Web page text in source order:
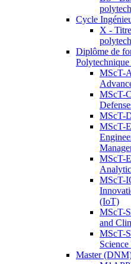
Cycle
X -
Diplôme de
MScT-
MScT-
MScT-
MScT-
MScT-
MScT-
(IoT)
MScT-
and
MScT-
Master